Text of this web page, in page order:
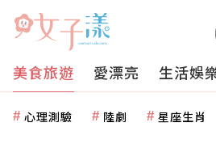
美食旅遊 愛漂亮 生活娛
心理測驗 陸劇 星座生肖